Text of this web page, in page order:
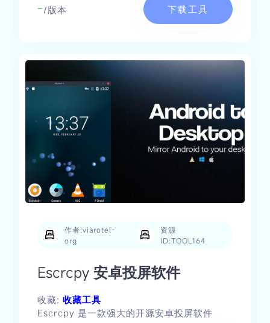
-/版本 下载工具
作者:viarotel-
org
资源
ID:TOOL164
Escrcpy 安卓投屏软件
收藏:收藏工具
Escrcpy 是一款强大的开源安卓投屏软件